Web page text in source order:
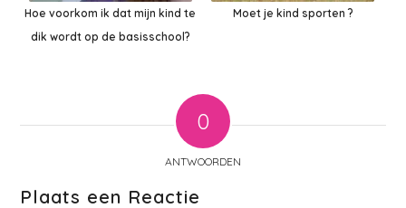
Hoe voorkom ik dat mijn kind te
dik wordt op de basisschool?
Moet je kind sporten ?
0
ANTWOORDEN
Plaats een Reactie